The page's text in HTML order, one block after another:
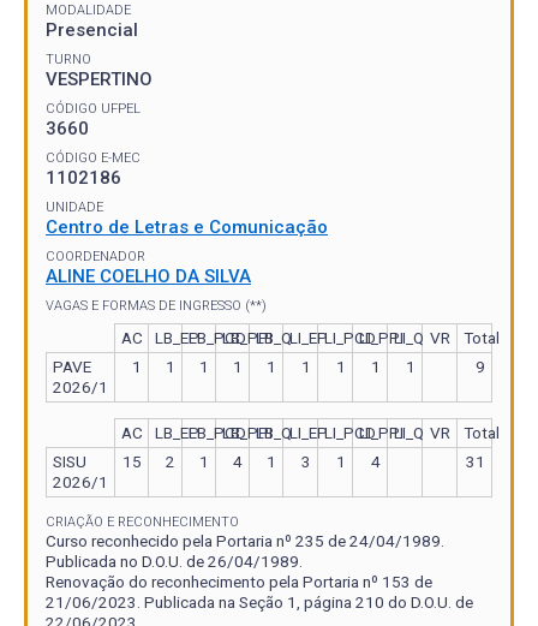
MODALIDADE
Presencial
TURNO
VESPERTINO
CÓDIGO UFPEL
3660
CÓDIGO E-MEC
1102186
UNIDADE
Centro de Letras e Comunicação
COORDENADOR
ALINE COELHO DA SILVA
VAGAS E FORMAS DE INGRESSO (**)
AC LB_EPLB_PCDLB_PPILB_QLI_EPLI_PCDLI_PPILI_Q VR
Total
PAVE
2026/1
1 1 1 1 1 1 1 1 1 9
AC LB_EPLB_PCDLB_PPILB_QLI_EPLI_PCDLI_PPILI_Q VR
Total
SISU
2026/1
15 2 1 4 1 3 1 4 31
CRIAÇÃO E RECONHECIMENTO
Curso reconhecido pela Portaria nº 235 de 24/04/1989.
Publicada no D.O.U. de 26/04/1989.
Renovação do reconhecimento pela Portaria nº 153 de
21/06/2023. Publicada na Seção 1, página 210 do D.O.U. de
22/06/2023.